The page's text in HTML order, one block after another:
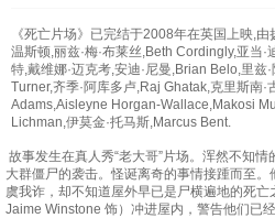
《死亡片场》已完结于2008年在英国上映,
温斯顿,丽兹·梅·布莱丝,Beth Cordingly,亚当·
特,戴维娜·迈克考,安迪·尼曼,Brian Belo,里兹
Turner,齐季·阿库多卢,Raj Ghatak,克里斯南
Adams,Aisleyne Horgan-Wallace,Makosi
Lichman,伊莫金·托马斯,Marcus Bent.
故事发生在真人秀“老大哥”片场。浑然不知
大群僵尸的袭击。怪诞离奇的事情接踵而至
虞我诈，却不知道屋外早已是尸横遍地的死
Jaime Winstone 饰）冲进屋内，警告他们已